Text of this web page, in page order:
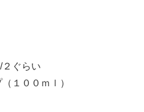
ぐらい
１００ｍｌ）